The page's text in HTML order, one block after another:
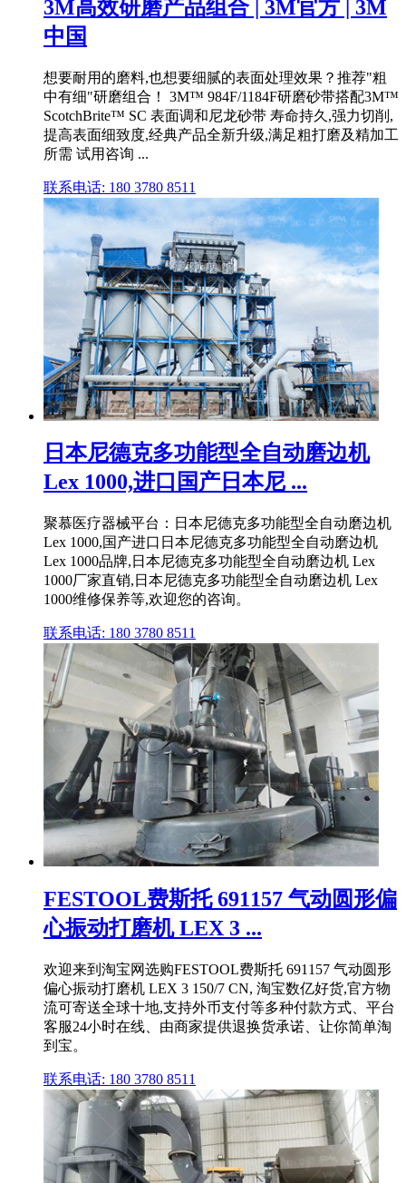
3M高效研磨产品组合 | 3M官方 | 3M
中国
想要耐用的磨料,也想要细腻的表面处理效果？推荐"粗
中有细"研磨组合！ 3M™ 984F/1184F研磨砂带搭配3M™
ScotchBrite™ SC 表面调和尼龙砂带 寿命持久,强力切削,
提高表面细致度,经典产品全新升级,满足粗打磨及精加工
所需 试用咨询 ...
联系电话: 180 3780 8511
日本尼德克多功能型全自动磨边机
Lex 1000,进口国产日本尼 ...
聚慕医疗器械平台：日本尼德克多功能型全自动磨边机
Lex 1000,国产进口日本尼德克多功能型全自动磨边机
Lex 1000品牌,日本尼德克多功能型全自动磨边机 Lex
1000厂家直销,日本尼德克多功能型全自动磨边机 Lex
1000维修保养等,欢迎您的咨询。
联系电话: 180 3780 8511
FESTOOL费斯托 691157 气动圆形偏
心振动打磨机 LEX 3 ...
欢迎来到淘宝网选购FESTOOL费斯托 691157 气动圆形
偏心振动打磨机 LEX 3 150/7 CN, 淘宝数亿好货,官方物
流可寄送全球十地,支持外币支付等多种付款方式、平台
客服24小时在线、由商家提供退换货承诺、让你简单淘
到宝。
联系电话: 180 3780 8511